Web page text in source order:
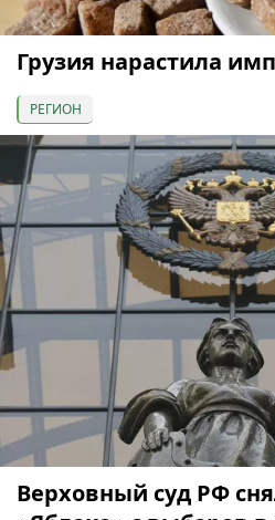
Грузия нарастила
РЕГИОН
Верховный суд РФ